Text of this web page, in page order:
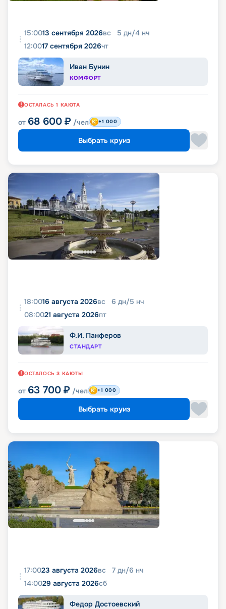
15:0013 сентября 2026вс 5 дн/4 нч
12:0017 сентября 2026чт
Иван Бунин
КОМФОРТ
ОСТАЛАСЬ 1 КАЮТА
от 68 600 ₽ /чел +1 000
Выбрать круиз
18:0016 августа 2026вс 6 дн/5 нч
08:0021 августа 2026пт
Ф.И. Панферов
СТАНДАРТ
ОСТАЛОСЬ 3 КАЮТЫ
от 63 700 ₽ /чел +1 000
Выбрать круиз
17:0023 августа 2026вс 7 дн/6 нч
14:0029 августа 2026сб
Федор Достоевский